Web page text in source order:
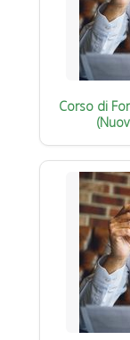
Corso di